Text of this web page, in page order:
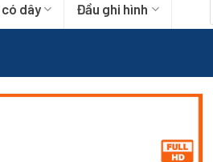
dây Đầu ghi hình